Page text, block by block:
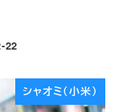
22
シャオミ（小米）